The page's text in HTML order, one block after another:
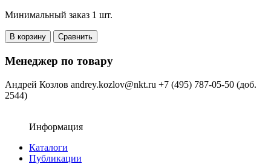
Минимальный заказ 1 шт.
В корзину Сравнить
Менеджер по товару
Андрей Козлов andrey.kozlov@nkt.ru +7 (495) 787-05-50 (доб.
2544)
Информация
Каталоги
Публикации